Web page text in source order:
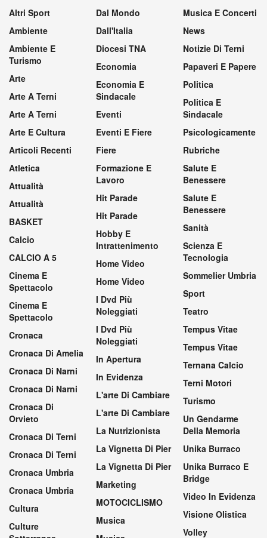
Altri Sport
Ambiente
Ambiente E
Turismo
Arte
Arte A Terni
Arte A Terni
Arte E Cultura
Articoli Recenti
Atletica
Attualità
Attualità
BASKET
Calcio
CALCIO A 5
Cinema E
Spettacolo
Cinema E
Spettacolo
Cronaca
Cronaca Di Amelia
Cronaca Di Narni
Cronaca Di Narni
Cronaca Di
Orvieto
Cronaca Di Terni
Cronaca Di Terni
Cronaca Umbria
Cronaca Umbria
Cultura
Culture
Dal Mondo
Dall'Italia
Diocesi TNA
Economia
Economia E
Sindacale
Eventi
Eventi E Fiere
Fiere
Formazione E
Lavoro
Hit Parade
Hit Parade
Hobby E
Intrattenimento
Home Video
Home Video
I Dvd Più
Noleggiati
I Dvd Più
Noleggiati
In Apertura
In Evidenza
L'arte Di Cambiare
L'arte Di Cambiare
La Nutrizionista
La Vignetta Di Pier
La Vignetta Di Pier
Marketing
MOTOCICLISMO
Musica
Musica E Concerti
News
Notizie Di Terni
Papaveri E Papere
Politica
Politica E
Sindacale
Psicologicamente
Rubriche
Salute E
Benessere
Salute E
Benessere
Sanità
Scienza E
Tecnologia
Sommelier Umbria
Sport
Teatro
Tempus Vitae
Tempus Vitae
Ternana Calcio
Terni Motori
Turismo
Un Gendarme
Della Memoria
Unika Burraco
Unika Burraco E
Bridge
Video In Evidenza
Visione Olistica
Volley